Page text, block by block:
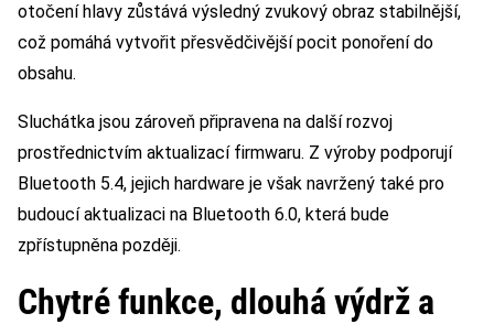
otočení hlavy zůstává výsledný zvukový obraz stabilnější,
což pomáhá vytvořit přesvědčivější pocit ponoření do
obsahu.
Sluchátka jsou zároveň připravena na další rozvoj
prostřednictvím aktualizací firmwaru. Z výroby podporují
Bluetooth 5.4, jejich hardware je však navržený také pro
budoucí aktualizaci na Bluetooth 6.0, která bude
zpřístupněna později.
Chytré funkce, dlouhá výdrž a